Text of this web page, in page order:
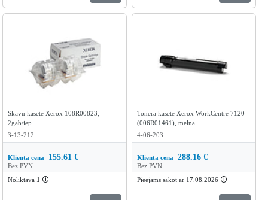
Skavu kasete Xerox 108R00823,
2gab/iep.
3-13-212
Klienta cena 155.61 €
Bez PVN
Noliktavā 1 🛈
Tonera kasete Xerox WorkCentre 7120
(006R01461), melna
4-06-203
Klienta cena 288.16 €
Bez PVN
Pieejams sākot ar 17.08.2026 🛈